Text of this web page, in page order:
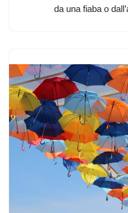
da una fiaba o